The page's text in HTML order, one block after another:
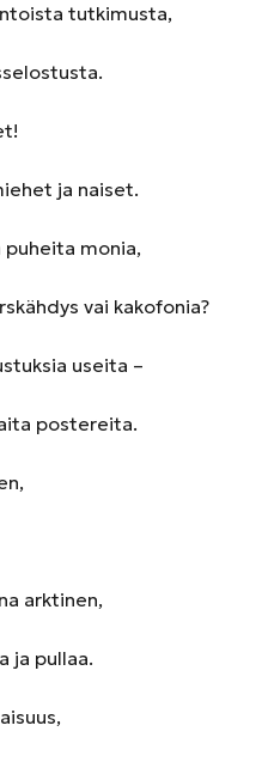
tutkimusta,
ja naiset.
monia,
vai kakofonia?
useita –
postereita.
arktinen,
ja pullaa.